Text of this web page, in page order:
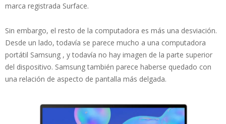
marca registrada Surface.
Sin embargo, el resto de la computadora es más una desviación.
Desde un lado, todavía se parece mucho a una computadora
portátil Samsung , y todavía no hay imagen de la parte superior
del dispositivo. Samsung también parece haberse quedado con
una relación de aspecto de pantalla más delgada.